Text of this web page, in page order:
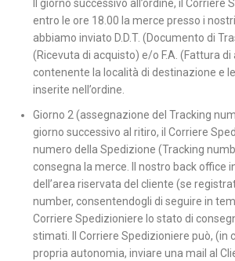
Il giorno successivo all’ordine, il Corriere
entro le ore 18.00 la merce presso i
abbiamo inviato D.D.T. (Documento di
(Ricevuta di acquisto) e/o F.A. (Fattura di
contenente la località di destinazione e
inserite nell’ordine.
Giorno 2 (assegnazione del Tracking
giorno successivo al ritiro, il Corriere
numero della Spedizione (Tracking
consegna la merce. Il nostro back office
dell’area riservata del cliente (se
number, consentendogli di seguire in
Corriere Spedizioniere lo stato di
stimati. Il Corriere Spedizioniere può, (in
propria autonomia, inviare una mail al